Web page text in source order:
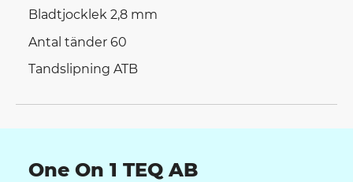
Bladtjocklek 2,8 mm
Antal tänder 60
Tandslipning ATB
One On 1 TEQ AB